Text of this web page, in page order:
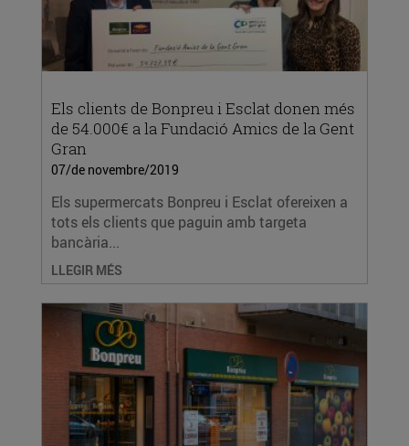
Els clients de Bonpreu i Esclat donen més
de 54.000€ a la Fundació Amics de la Gent
Gran
07/de novembre/2019
Els supermercats Bonpreu i Esclat ofereixen a
tots els clients que paguin amb targeta
bancària...
LLEGIR MÉS